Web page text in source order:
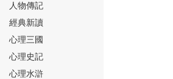
⑭
人物傳記
經典新讀
心理三國
心理史記
心理水滸